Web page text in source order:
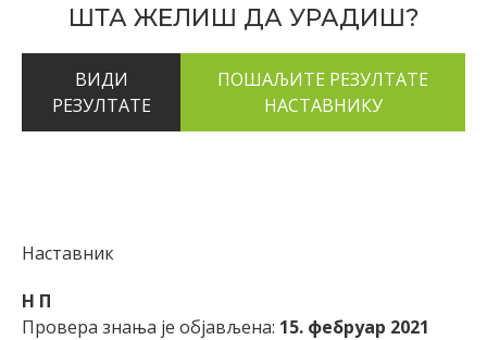
ШТА ЖЕЛИШ ДА УРАДИШ?
ВИДИ
РЕЗУЛТАТЕ
Наставник
Н П
Провера знања је објављена: 15. фебруар 2021